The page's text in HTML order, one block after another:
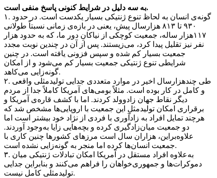
به سه دلیل در شرایط کنونی پاسخ منفی است.
۱. گونه‌ی انسان به لحاظ تنوع ژنتیکی بسیار یکدست است. در حدود
۹۳۰ تا ۸۱۳ هزارسال پیش، یعنی در بازه‌ی زمانی نسبتاً طولانی
۱۱۷هزار ساله، جمعیت کوچکی از نیاکانِ دور ما، که به حدود هزار
نفر نیز تقلیل پیدا کرد، می‌زیستند. پس از آن در چندین نوبت مجدد
جمعیت بسیار کم شده و سپس فزونی یافته است. در چنین
شرایطی تنوع ژنتیکی جمعیت بسیار کم می‌شود و از امکان
گونه‌زایی می‌کاهد.
۲. طی چندهزارسال اخیر در موارد متعددی جدایی تولیدمثلی واقعی
و کامل در کار بوده است. مثلاً بومی‌های آمریکا کاملاً جدا از مردم
دیگر نقاط جهان زادوولد کردند. اما با کشف قاره‌ی آمریکا و
برقراری امکان تولیدمثلِ این جمعیت با اروپایی‌ها مشخص شد که
هرچند تمایل افراد به زادآوری با فردی از نژاد خود بیشتر است اما
دو جمعیت میان‌زادگیری کرده و بچه‌هایی زایا به‌وجود آوردند.
علاوه‌براین، هزاران سال است مرزهای کشورها چنین کاری با
جمعیت انسان‌ها کرده اما منجر به گونه‌زایی نشده است.
۳. به‌علاوه افراد مستقل در آمریکا امکان تبادلات ژنتیکی میان
دموکرات‌ها و جمهوری‌خواهان را فراهم می‌کنند و بنابراین جدایی
تولیدمثلی کامل نیست.